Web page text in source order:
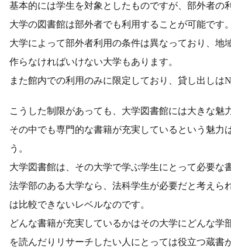
基本的には学生を対象としたものですが、部外者の
大学の図書館は部外者でも利用することが可能です。
大学によって部外者利用の条件は異なっており、
作らなければいけない大学もあります。
また館内での利用のみに限定しており、貸し出しは
こうした制限があっても、大学図書館には大きな魅
その中でも専門的な書籍が充実しているという魅力
う。
大学図書館は、その大学で学ぶ学生にとって必要な
法学部のある大学なら、法科学生が必要だと考えら
は比較できないレベルなのです。
どんな書籍が充実しているかはその大学にどんな
を読んだりリサーチしたい人にとっては役立つ蔵書